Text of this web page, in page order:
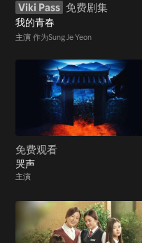
Viki Pass 免费剧集
我的青春
主演 作为Sung Je Yeon
免费观看
哭声
主演